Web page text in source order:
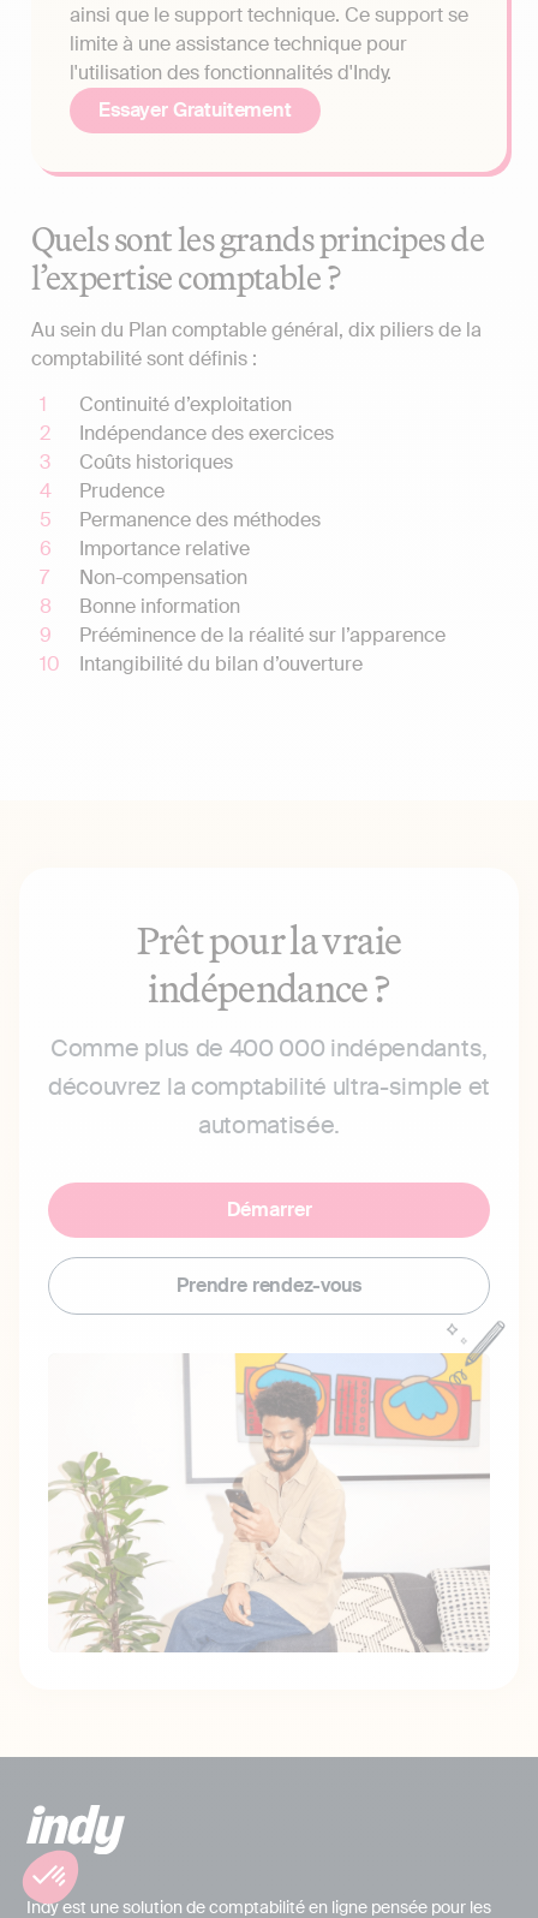
ainsi que le support technique. Ce support se
limite à une assistance technique pour
l'utilisation des fonctionnalités d'Indy.
Essayer Gratuitement
Quels sont les grands principes de
l’expertise comptable ?
Au sein du Plan comptable général, dix piliers de la
comptabilité sont définis :
Continuité d’exploitation
Indépendance des exercices
Coûts historiques
Prudence
Permanence des méthodes
Importance relative
Non-compensation
Bonne information
Prééminence de la réalité sur l’apparence
Intangibilité du bilan d’ouverture
Prêt pour la vraie
indépendance ?
Comme plus de 400 000 indépendants,
découvrez la comptabilité ultra-simple et
automatisée.
Démarrer
Prendre rendez-vous
Indy est une solution de comptabilité en ligne pensée pour les